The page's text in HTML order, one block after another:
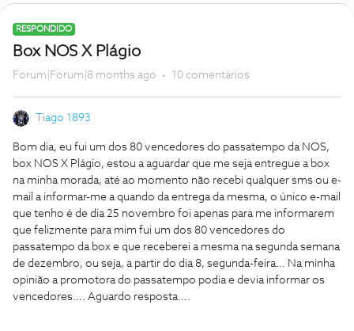
RESPONDIDO
Box NOS X Plágio
Forum|Forum|8 months ago 10 comentários
Tiago 1893
Bom dia, eu fui um dos 80 vencedores do passatempo da NOS,
box NOS X Plágio, estou a aguardar que me seja entregue a box
na minha morada, até ao momento não recebi qualquer sms ou e-
mail a informar-me a quando da entrega da mesma, o único e-mail
que tenho é de dia 25 novembro foi apenas para me informarem
que felizmente para mim fui um dos 80 vencedores do
passatempo da box e que receberei a mesma na segunda semana
de dezembro, ou seja, a partir do dia 8, segunda-feira… Na minha
opinião a promotora do passatempo podia e devia informar os
vencedores…. Aguardo resposta….